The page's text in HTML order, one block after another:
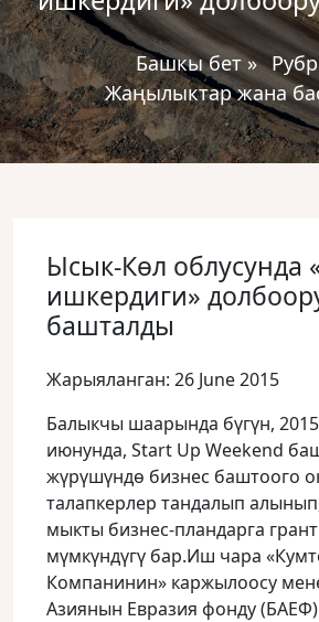
Башкы бет»
Жаңылыктар жана
Ысык-Көл облусунда
ишкердиги»
башталды
Жарыяланган: 26 June 2015
Балыкчы шаарында бүгүн,
июнунда, Start Up Weekend
жүрүшүндө бизнес баштоого
талапкерлер тандалып
мыкты бизнес-пландарга
мүмкүндүгү бар.Иш чара
Компанинин» каржылоосу
Азиянын Евразия фонду